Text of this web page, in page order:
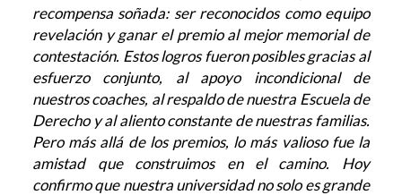
recompensa soñada: ser reconocidos como equipo
revelación y ganar el premio al mejor memorial de
contestación. Estos logros fueron posibles gracias al
esfuerzo conjunto, al apoyo incondicional de
nuestros coaches, al respaldo de nuestra Escuela de
Derecho y al aliento constante de nuestras familias.
Pero más allá de los premios, lo más valioso fue la
amistad que construimos en el camino. Hoy
confirmo que nuestra universidad no solo es grande